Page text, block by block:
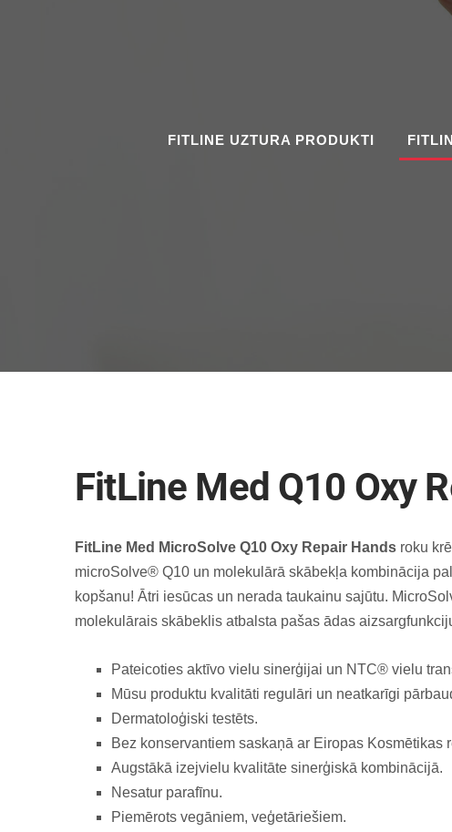
FITLINE UZTURA PRODUKTI
FitLine Med Q10 Oxy
FitLine Med MicroSolve Q10 Oxy Repair Hands roku
microSolve® Q10 un molekulārā skābekļa kombinācija
kopšanu! Ātri iesūcas un nerada taukainu sajūtu.
molekulārais skābeklis atbalsta pašas ādas
Pateicoties aktīvo vielu sinerģijai un NTC® vielu
Mūsu produktu kvalitāti regulāri un neatkarīgi
Dermatoloģiski testēts.
Bez konservantiem saskaņā ar Eiropas
Augstākā izejvielu kvalitāte sinerģiskā kombinācijā.
Nesatur parafīnu.
Piemērots vegāniem, veģetāriešiem.